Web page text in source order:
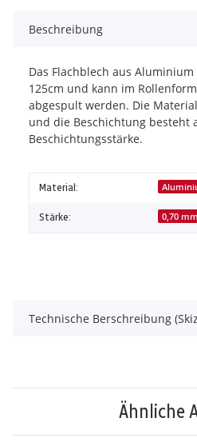
Beschreibung
Das Flachblech aus
125cm und kann im
abgespult werden. Die
und die Beschichtung besteht
Beschichtungsstärke.
Material:
Stärke: 0,70 mm
Technische Berschreibung
Ähnliche